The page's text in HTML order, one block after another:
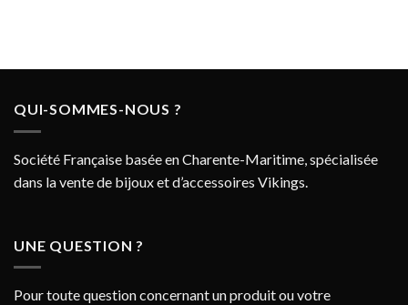
QUI-SOMMES-NOUS ?
Société Française basée en Charente-Maritime, spécialisée
dans la vente de bijoux et d’accessoires Vikings.
UNE QUESTION ?
Pour toute question concernant un produit ou votre